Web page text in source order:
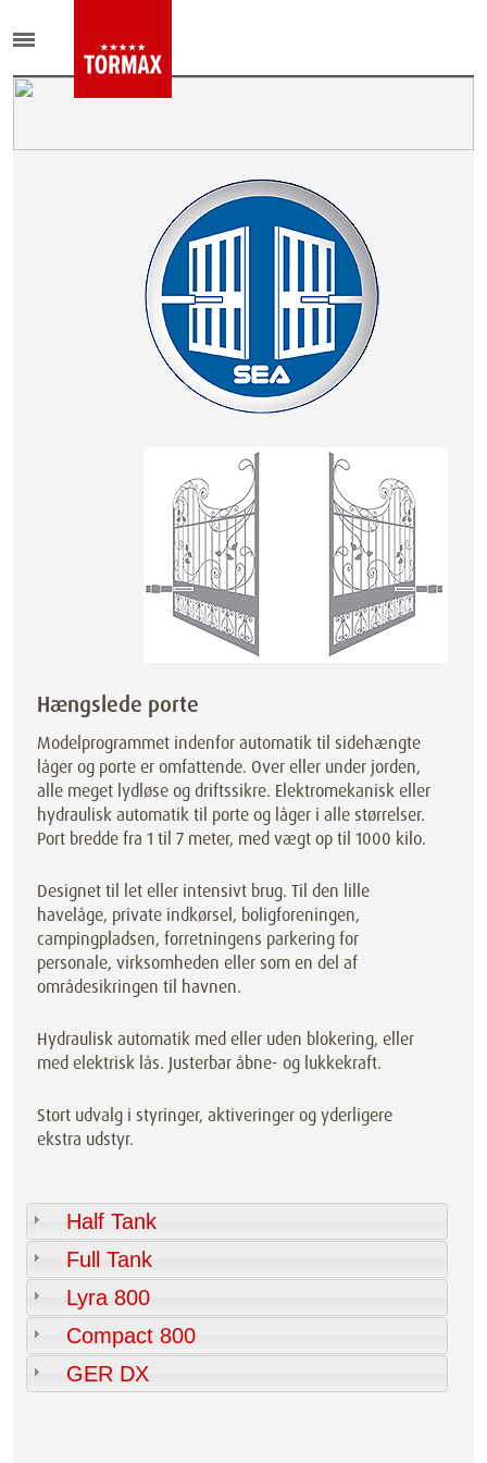
Hængslede porte
Modelprogrammet indenfor automatik til sidehængte
låger og porte er omfattende. Over eller under jorden,
alle meget lydløse og driftssikre. Elektromekanisk eller
hydraulisk automatik til porte og låger i alle størrelser.
Port bredde fra 1 til 7 meter, med vægt op til 1000 kilo.
Designet til let eller intensivt brug. Til den lille
havelåge, private indkørsel, boligforeningen,
campingpladsen, forretningens parkering for
personale, virksomheden eller som en del af
områdesikringen til havnen.
Hydraulisk automatik med eller uden blokering, eller
med elektrisk lås. Justerbar åbne- og lukkekraft.
Stort udvalg i styringer, aktiveringer og yderligere
ekstra udstyr.
Half Tank
Full Tank
Lyra 800
Compact 800
GER DX